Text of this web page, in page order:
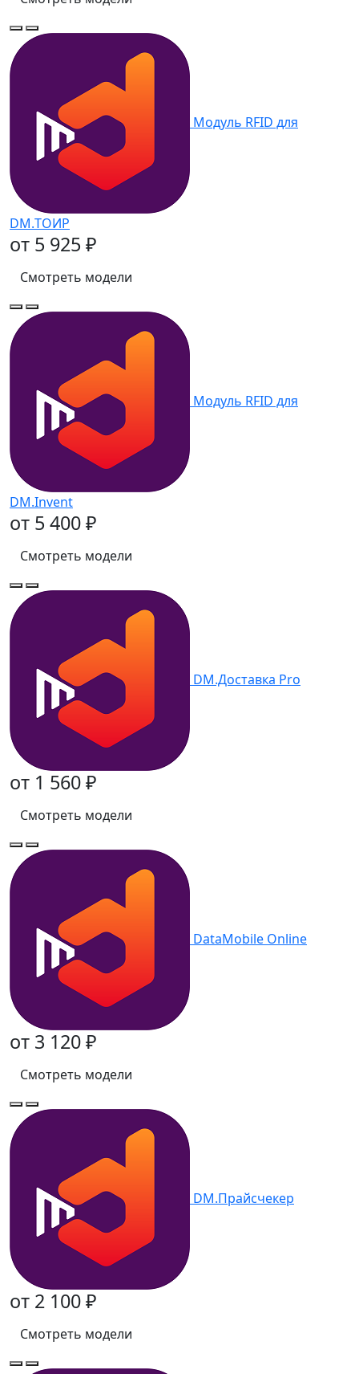
Модуль RFID для
DM.ТОИР
от 5 925 ₽
Смотреть модели
Модуль RFID для
DM.Invent
от 5 400 ₽
Смотреть модели
DM.Доставка Pro
от 1 560 ₽
Смотреть модели
DataMobile Online
от 3 120 ₽
Смотреть модели
DM.Прайсчекер
от 2 100 ₽
Смотреть модели